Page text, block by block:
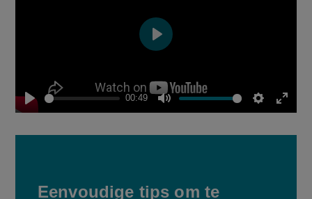
Play
00:49
Mute Settings
Enter
Play
Eenvoudige tips om te